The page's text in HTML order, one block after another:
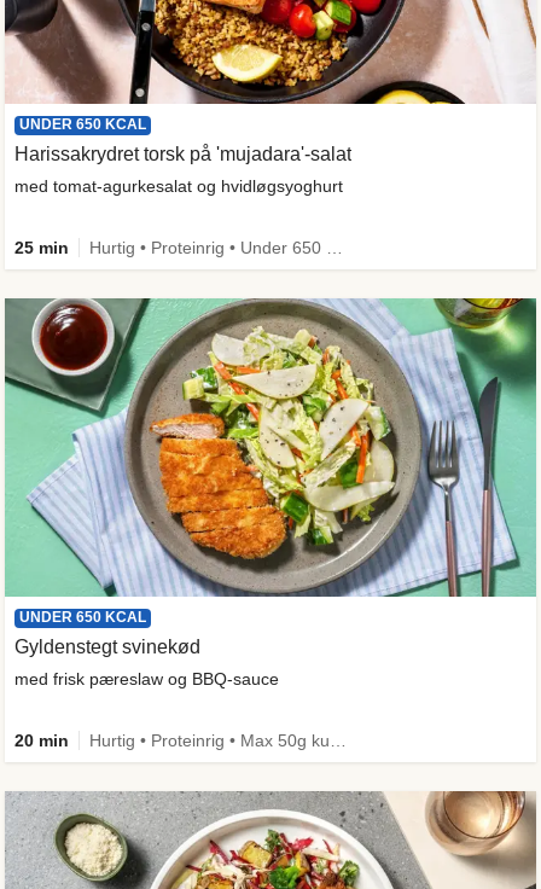
UNDER 650 KCAL
Harissakrydret torsk på 'mujadara'-salat
med tomat-agurkesalat og hvidløgsyoghurt
25 min
UNDER 650 KCAL
Gyldenstegt svinekød
med frisk pæreslaw og BBQ-sauce
20 min